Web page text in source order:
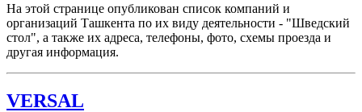
На этой странице опубликован список компаний и
организаций Ташкента по их виду деятельности - "Шведский
стол", а также их адреса, телефоны, фото, схемы проезда и
другая информация.
VERSAL